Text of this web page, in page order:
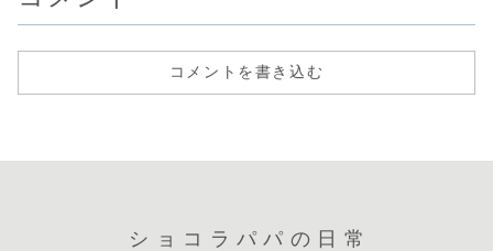
コメントを書き込む
ショコラパパの日常